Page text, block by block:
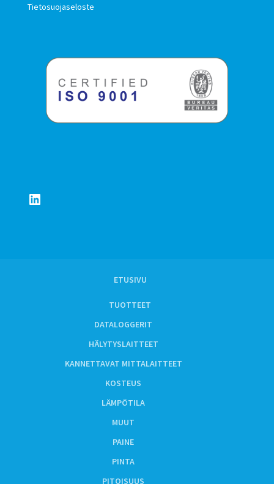
Tietosuojaseloste
LinkedIn
ETUSIVU
TUOTTEET
DATALOGGERIT
HÄLYTYSLAITTEET
KANNETTAVAT MITTALAITTEET
KOSTEUS
LÄMPÖTILA
MUUT
PAINE
PINTA
PITOISUUS